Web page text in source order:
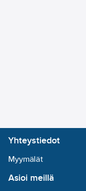
Yhteystiedot
Myymälät
Asioi meillä